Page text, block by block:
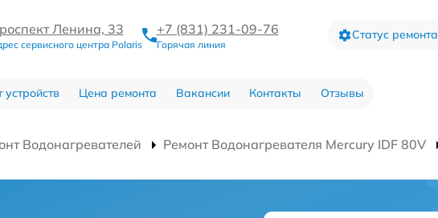
Ленина, 33
сервисного центра Polaris
+7 (831) 231-09-76
Горячая линия
Статус ремонта
устройств Цена ремонта Вакансии Контакты Отзывы
Водонагревателей Ремонт Водонагревателя Mercury IDF 80V